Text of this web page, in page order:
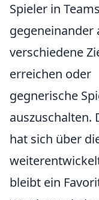
Spieler in Teams
gegeneinander
verschiedene
erreichen oder
gegnerische
auszuschalten.
hat sich über
bleibt ein